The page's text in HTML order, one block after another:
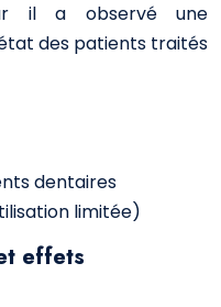
il a observé une
des patients traités
dentaires
limitée)
effets